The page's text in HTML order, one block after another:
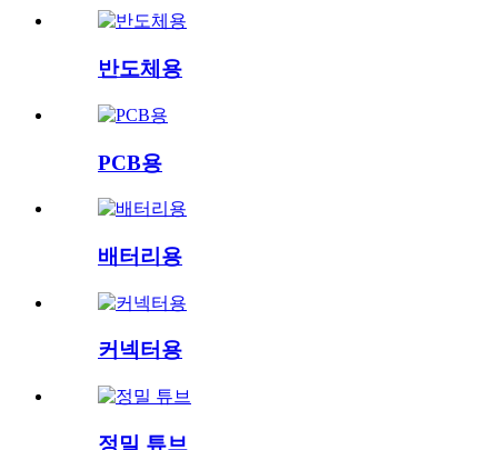
반도체용
PCB용
배터리용
커넥터용
정밀 튜브